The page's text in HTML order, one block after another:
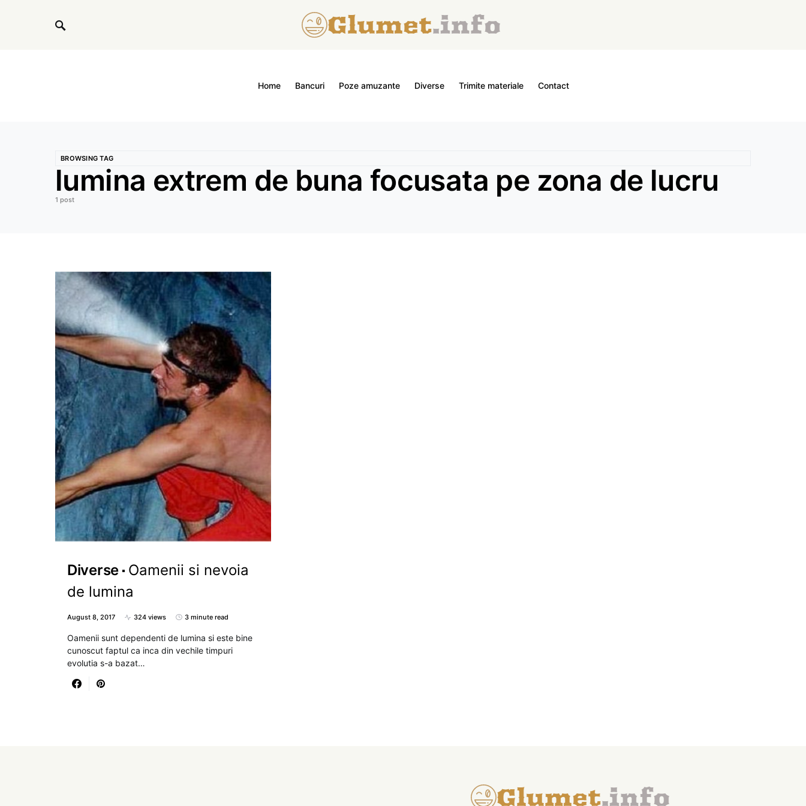
Home Bancuri Poze amuzante Diverse Trimite materiale Contact
BROWSING TAG
lumina extrem de buna focusata pe zona de lucru
1 post
Diverse Oamenii si nevoia
de lumina
August 8, 2017 324 views 3 minute read
Oamenii sunt dependenti de lumina si este bine
cunoscut faptul ca inca din vechile timpuri
evolutia s-a bazat…